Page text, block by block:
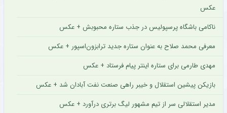
عکس
ناکامی باشگاه پرسپولیس در جذب ستاره محبوبش + عکس
معرفی محمد صلاح به عنوان ستاره جدید ترابزون‌اسپور + عکس
مهدی طارمی برای ستاره اینتر پیام فرستاد + عکس
بازیکن پیشین استقلال و خیبر راهی صنعت نفت آبادان شد + عکس
مدیر استقلالی سر از تیم مشهور لیگ برتری درآورد + عکس